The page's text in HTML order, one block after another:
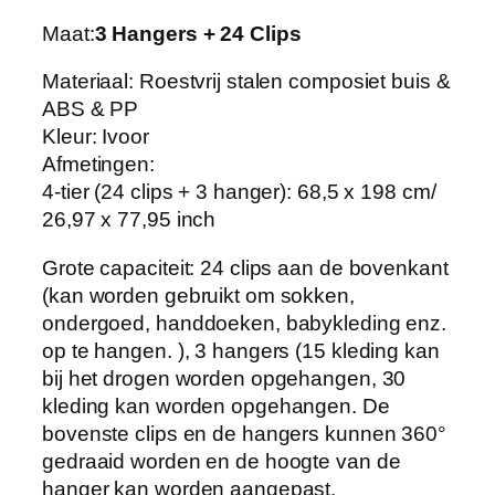
i
n
g
D
r
o
o
r
e
k
O
p
v
o
u
w
Maat:3 Hangers + 24 Clips
Materiaal: Roestvrij stalen composiet buis &
ABS & PP
Kleur: Ivoor
Afmetingen:
4-tier (24 clips + 3 hanger): 68,5 x 198 cm/
26,97 x 77,95 inch
Grote capaciteit: 24 clips aan de bovenkant
(kan worden gebruikt om sokken,
ondergoed, handdoeken, babykleding enz.
op te hangen. ), 3 hangers (15 kleding kan
bij het drogen worden opgehangen, 30
kleding kan worden opgehangen. De
bovenste clips en de hangers kunnen 360°
gedraaid worden en de hoogte van de
hanger kan worden aangepast.